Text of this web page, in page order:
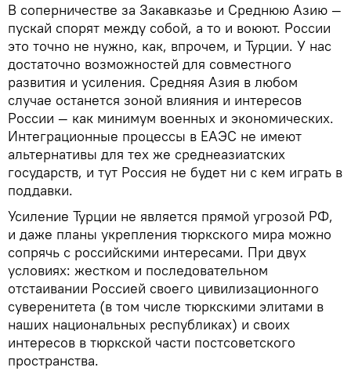
В соперничестве за Закавказье и Среднюю Азию —
пускай спорят между собой, а то и воюют. России
это точно не нужно, как, впрочем, и Турции. У нас
достаточно возможностей для совместного
развития и усиления. Средняя Азия в любом
случае останется зоной влияния и интересов
России — как минимум военных и экономических.
Интеграционные процессы в ЕАЭС не имеют
альтернативы для тех же среднеазиатских
государств, и тут Россия не будет ни с кем играть в
поддавки.
Усиление Турции не является прямой угрозой РФ,
и даже планы укрепления тюркского мира можно
сопрячь с российскими интересами. При двух
условиях: жестком и последовательном
отстаивании Россией своего цивилизационного
суверенитета (в том числе тюркскими элитами в
наших национальных республиках) и своих
интересов в тюркской части постсоветского
пространства.